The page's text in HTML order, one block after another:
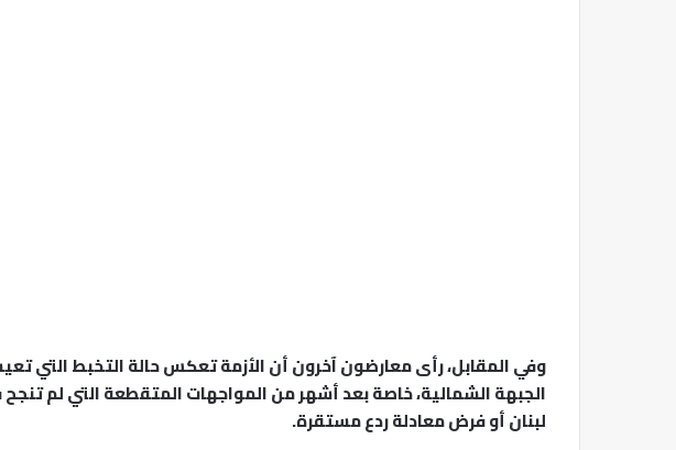
وفي المقابل، رأى معارضون آخرون أن الأزمة تعكس حالة التخبط التي
الجبهة الشمالية، خاصة بعد أشهر من المواجهات المتقطعة التي لم
لبنان أو فرض معادلة ردع مستقرة.